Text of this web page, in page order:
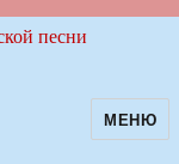
МЕНЮ